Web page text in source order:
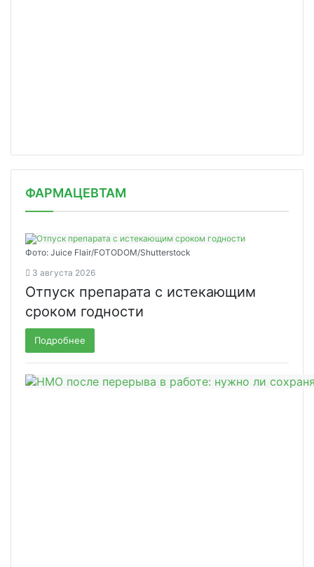
ФАРМАЦЕВТАМ
Фото: Juice Flair/FOTODOM/Shutterstoсk
3 августа 2026
Отпуск препарата с истекающим
сроком годности
Подробнее